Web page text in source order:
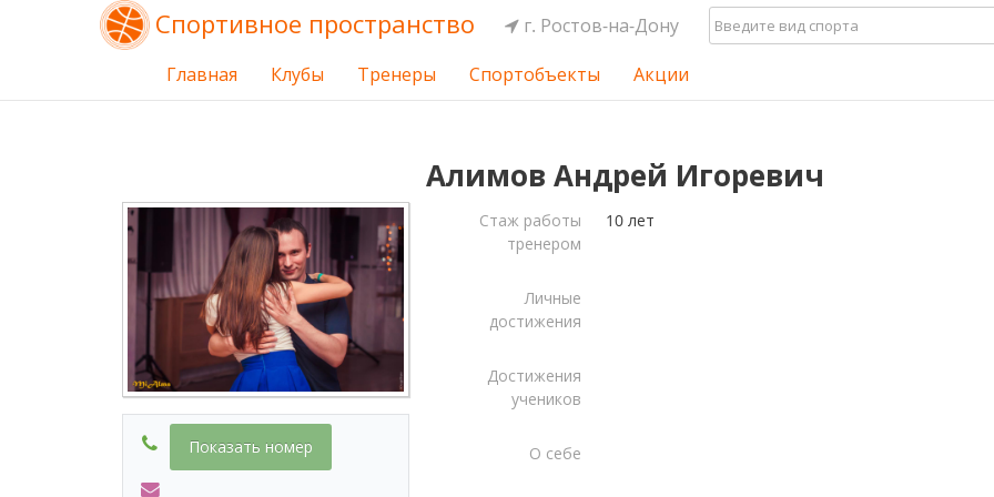
Спортивное пространство г. Ростов-на-Дону
Главная Клубы Тренеры Спортобъекты Акции
Алимов Андрей Игоревич
Показать номер
Стаж работы
тренером
10 лет
Личные
достижения
Достижения
учеников
О себе